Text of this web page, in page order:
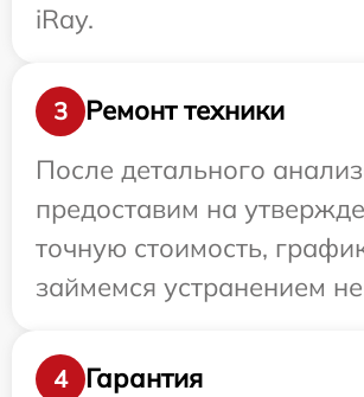
iRay.
3
Ремонт техники
После детального
предоставим на
точную стоимость,
займемся устранением
4 Гарантия